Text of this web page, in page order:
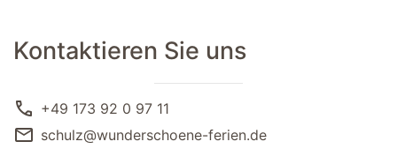
Kontaktieren Sie uns
call +49 173 92 0 97 11
mail schulz@wunderschoene-ferien.de